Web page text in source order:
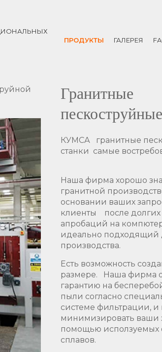
ПРОДУКТЫ ГАЛЕРЕЯ
Гранитные
КУМСА гранитные
станки самые
Наша фирма хорошо
гранитной
основании ваших
клиенты после долгих
апробаций на
идеально подходящий
производства.
Есть возможность
размере. Наша фирма
гарантию на
пыли согласно
системе фильтрации, и
минимизировать ваши
помощью исползуемых
сплавов.